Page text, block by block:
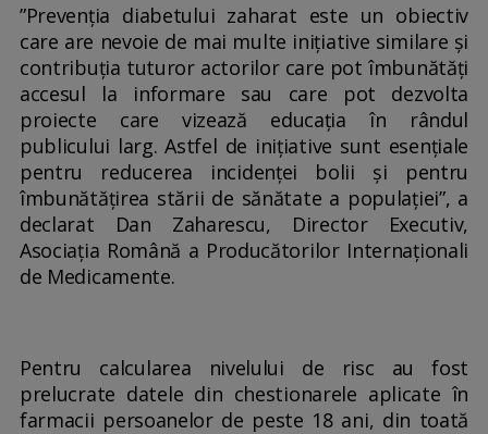
”Prevenția diabetului zaharat este un obiectiv
care are nevoie de mai multe inițiative similare și
contribuția tuturor actorilor care pot îmbunătăți
accesul la informare sau care pot dezvolta
proiecte care vizează educația în rândul
publicului larg. Astfel de inițiative sunt esențiale
pentru reducerea incidenței bolii și pentru
îmbunătățirea stării de sănătate a populației”, a
declarat Dan Zaharescu, Director Executiv,
Asociația Română a Producătorilor Internaționali
de Medicamente.
Pentru calcularea nivelului de risc au fost
prelucrate datele din chestionarele aplicate în
farmacii persoanelor de peste 18 ani, din toată